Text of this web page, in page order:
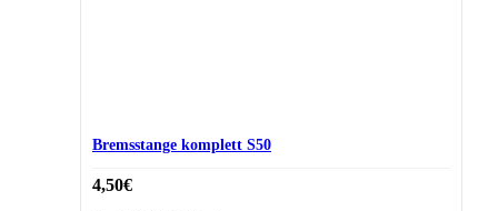
Bremsstange komplett S50
4,50€